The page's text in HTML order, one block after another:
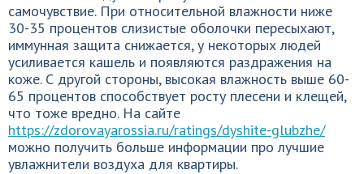
самочувствие. При относительной влажности ниже
30-35 процентов слизистые оболочки пересыхают,
иммунная защита снижается, у некоторых людей
усиливается кашель и появляются раздражения на
коже. С другой стороны, высокая влажность выше 60-
65 процентов способствует росту плесени и клещей,
что тоже вредно. На сайте
https://zdorovayarossia.ru/ratings/dyshite-glubzhe/
можно получить больше информации про лучшие
увлажнители воздуха для квартиры.